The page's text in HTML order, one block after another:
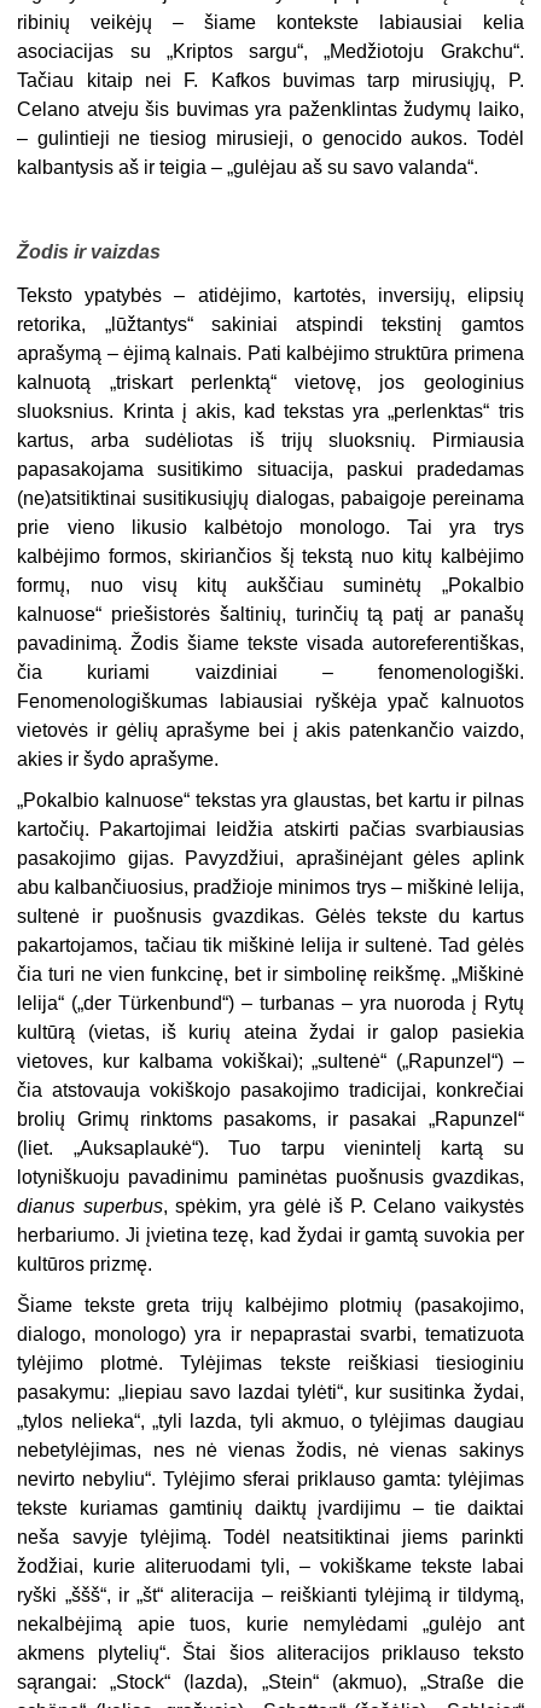
ribinių veikėjų – šiame kontekste labiausiai kelia
asociacijas su „Kriptos sargu“, „Medžiotoju Grakchu“.
Tačiau kitaip nei F. Kafkos buvimas tarp mirusiųjų, P.
Celano atveju šis buvimas yra paženklintas žudymų laiko,
– gulintieji ne tiesiog mirusieji, o genocido aukos. Todėl
kalbantysis aš ir teigia – „gulėjau aš su savo valanda“.
Žodis ir vaizdas
Teksto ypatybės – atidėjimo, kartotės, inversijų, elipsių
retorika, „lūžtantys“ sakiniai atspindi tekstinį gamtos
aprašymą – ėjimą kalnais. Pati kalbėjimo struktūra primena
kalnuotą „triskart perlenktą“ vietovę, jos geologinius
sluoksnius. Krinta į akis, kad tekstas yra „perlenktas“ tris
kartus, arba sudėliotas iš trijų sluoksnių.
Pirmiausia
papasakojama susitikimo situacija, paskui pradedamas
(ne)atsitiktinai susitikusiųjų dialogas, pabaigoje pereinama
prie vieno likusio kalbėtojo monologo. Tai yra trys
kalbėjimo formos, skiriančios šį tekstą nuo kitų kalbėjimo
formų, nuo visų kitų aukščiau suminėtų „Pokalbio
kalnuose“ priešistorės šaltinių, turinčių tą patį ar panašų
pavadinimą. Žodis šiame tekste visada autoreferentiškas,
čia kuriami vaizdiniai – fenomenologiški.
Fenomenologiškumas labiausiai ryškėja ypač kalnuotos
vietovės ir gėlių aprašyme bei į akis patenkančio vaizdo,
akies ir šydo aprašyme.
„Pokalbio kalnuose“ tekstas yra glaustas, bet kartu ir pilnas
kartočių. Pakartojimai leidžia atskirti pačias svarbiausias
pasakojimo gijas. Pavyzdžiui, aprašinėjant gėles aplink
abu kalbančiuosius, pradžioje minimos trys – miškinė lelija,
sultenė ir puošnusis gvazdikas. Gėlės tekste du kartus
pakartojamos, tačiau tik miškinė lelija ir sultenė. Tad gėlės
čia turi ne vien funkcinę, bet ir simbolinę reikšmę. „Miškinė
lelija“ („der Türkenbund“) – turbanas – yra nuoroda į Rytų
kultūrą (vietas, iš kurių ateina žydai ir galop pasiekia
vietoves, kur kalbama vokiškai); „sultenė“ („Rapunzel“) –
čia atstovauja vokiškojo pasakojimo tradicijai, konkrečiai
brolių Grimų rinktoms pasakoms, ir pasakai „Rapunzel“
(liet. „Auksaplaukė“). Tuo tarpu vienintelį kartą su
lotyniškuoju pavadinimu paminėtas puošnusis gvazdikas,
dianus superbus, spėkim, yra gėlė iš P. Celano vaikystės
herbariumo. Ji įvietina tezę, kad žydai ir gamtą suvokia per
kultūros prizmę.
Šiame tekste greta trijų kalbėjimo plotmių (pasakojimo,
dialogo, monologo) yra ir nepaprastai svarbi, tematizuota
tylėjimo plotmė. Tylėjimas tekste reiškiasi tiesioginiu
pasakymu: „liepiau savo lazdai tylėti“, kur susitinka žydai,
„tylos nelieka“, „tyli lazda, tyli akmuo, o tylėjimas daugiau
nebetylėjimas, nes nė vienas žodis, nė vienas sakinys
nevirto nebyliu“. Tylėjimo sferai priklauso gamta: tylėjimas
tekste kuriamas gamtinių daiktų įvardijimu – tie daiktai
neša savyje tylėjimą. Todėl neatsitiktinai jiems parinkti
žodžiai, kurie aliteruodami tyli, – vokiškame tekste labai
ryški „ššš“, ir „št“ aliteracija – reiškianti tylėjimą ir tildymą,
nekalbėjimą apie tuos, kurie nemylėdami „gulėjo ant
akmens plytelių“. Štai šios aliteracijos priklauso teksto
sąrangai: „Stock“ (lazda), „Stein“ (akmuo), „Straße die